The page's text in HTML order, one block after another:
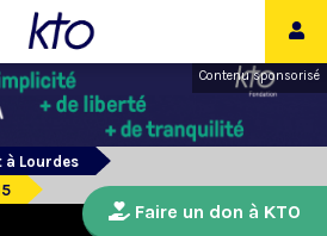
Contenu sponsorisé
à Lourdes
Faire un don à KTO